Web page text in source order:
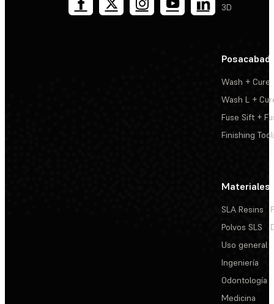
3D
Wash + Cure
Wash L +
Fuse Sift +
Finishing
Materiales
SLA Resins
Polvos SLS
Uso general
Ingeniería
Odontología
Medicina